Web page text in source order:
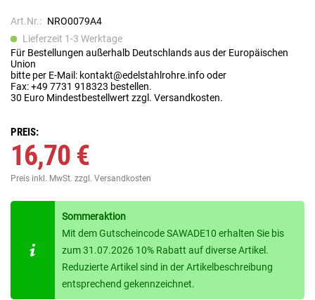
Art.Nr.: NRO0079A4
Lieferzeit 1-3 Werktage
Für Bestellungen außerhalb Deutschlands aus der Europäischen
Union
bitte per E-Mail: kontakt@edelstahlrohre.info oder
Fax: +49 7731 918323 bestellen.
30 Euro Mindestbestellwert zzgl. Versandkosten.
PREIS:
16,70 €
Preis inkl. MwSt. zzgl. Versandkosten
Sommeraktion
Mit dem Gutscheincode SAWADE10 erhalten Sie bis
zum 31.07.2026 10% Rabatt auf diverse Artikel.
Reduzierte Artikel sind in der Artikelbeschreibung
entsprechend gekennzeichnet.